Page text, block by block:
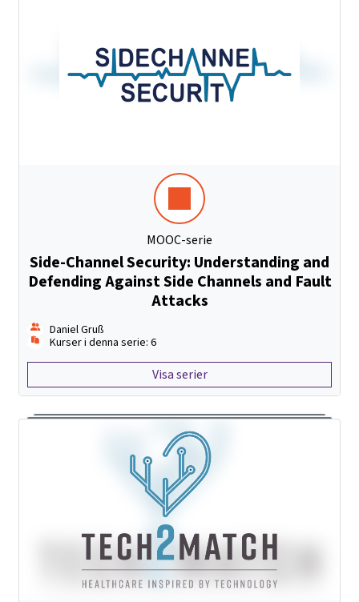
MOOC-serie
Side-Channel Security: Understanding and
Defending Against Side Channels and Fault
Attacks
Daniel Gruß
Kurser i denna serie: 6
Visa serier